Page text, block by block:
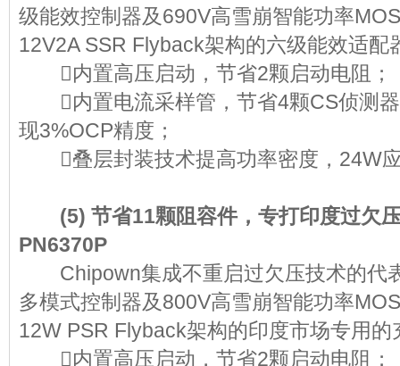
级能效控制器及690V高雪崩智能功率
12V2A SSR Flyback架构的六级能效
内置高压启动，节省2颗启动电
内置电流采样管，节省4颗CS侦测器
现3%OCP精度；
叠层封装技术提高功率密度，24W
(5) 节省11颗阻容件，专打印度过欠
PN6370P
Chipown集成不重启过欠压技术的代
多模式控制器及800V高雪崩智能功率
12W PSR Flyback架构的印度市场专
内置高压启动，节省2颗启动电